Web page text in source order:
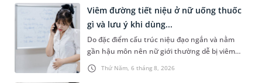
Thứ Năm, 6 tháng 8, 2026
Viêm đường tiết niệu ở nữ uống thuốc
gì và lưu ý khi dùng...
Do đặc điểm cấu trúc niệu đạo ngắn và nằm
gần hậu môn nên nữ giới thường dễ bị viêm
đường tiết niệu hơn nam giới. Tùy theo nguyên
nhân, mức độ nhiễm trùng và...